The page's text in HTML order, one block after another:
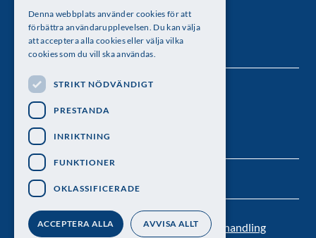
Besöksadress: Lilla Frescativägen 4A
Telefon: 08-673 95 00
Kontakt Nyhetsbrev Personuppgiftsbehandling
Följ oss
Denna webbplats använder cookies för att
förbättra användarupplevelsen. Du kan välja
att acceptera alla cookies eller välja vilka
cookies som du vill ska användas.
STRIKT NÖDVÄNDIGT
PRESTANDA
INRIKTNING
FUNKTIONER
OKLASSIFICERADE
ACCEPTERA ALLA AVVISA ALLT